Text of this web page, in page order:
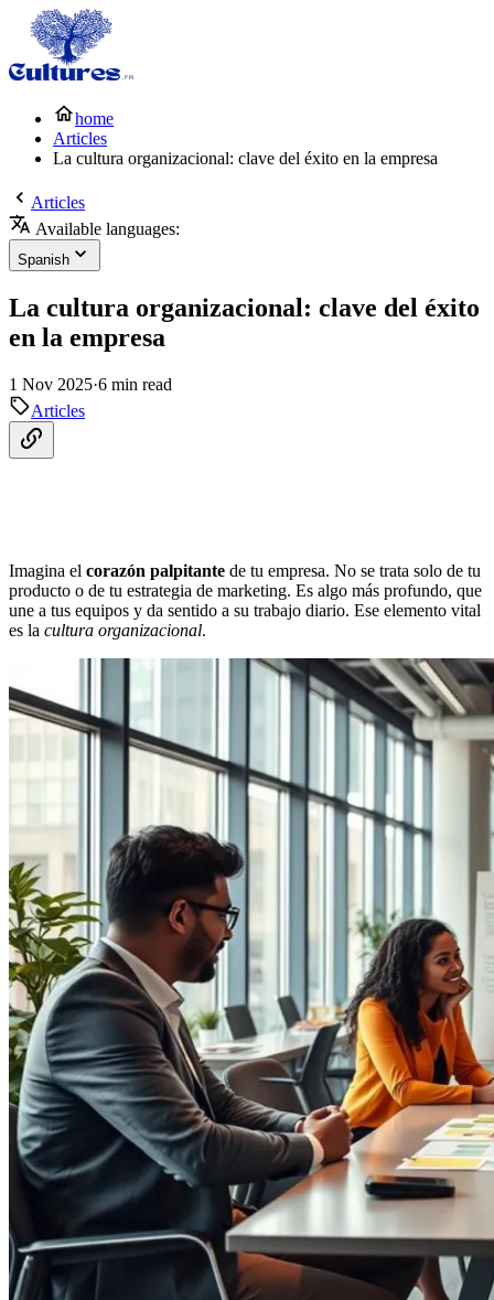
home
Articles
La cultura organizacional: clave del éxito en la empresa
Articles
Available languages:
Spanish
La cultura organizacional: clave del éxito
en la empresa
1 Nov 2025·6 min read
Articles
Imagina el corazón palpitante de tu empresa. No se trata solo de tu
producto o de tu estrategia de marketing. Es algo más profundo, que
une a tus equipos y da sentido a su trabajo diario. Ese elemento vital
es la cultura organizacional.